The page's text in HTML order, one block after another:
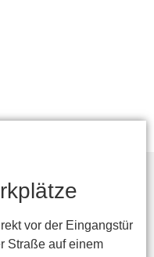
vor der Eingangstür
Straße auf einem